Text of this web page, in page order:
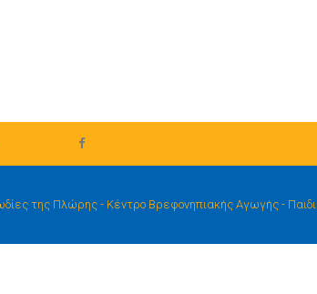
της Πλώρης - Κέντρο Βρεφονηπιακής Αγωγής -